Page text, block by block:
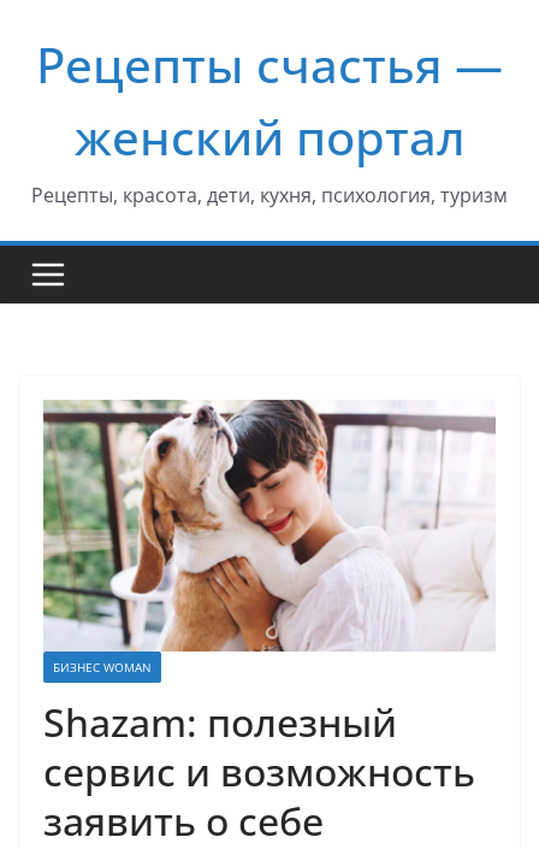
содержимому
Рецепты счастья —
женский портал
Рецепты, красота, дети, кухня, психология, туризм
БИЗНЕС WOMAN
Shazam: полезный
сервис и возможность
заявить о себе